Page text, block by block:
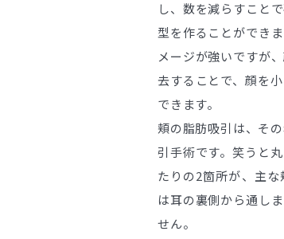
し、数を減らすこと
型を作ることができ
メージが強いですが
去することで、顔を
できます。
頬の脂肪吸引は、そ
引手術です。笑うと
たりの2箇所が、主
は耳の裏側から通し
せん。